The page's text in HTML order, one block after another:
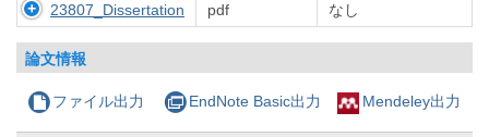
23807_Dissertation
pdf なし
論文情報
ファイル出力 EndNote Basic出力 Mendeley出力